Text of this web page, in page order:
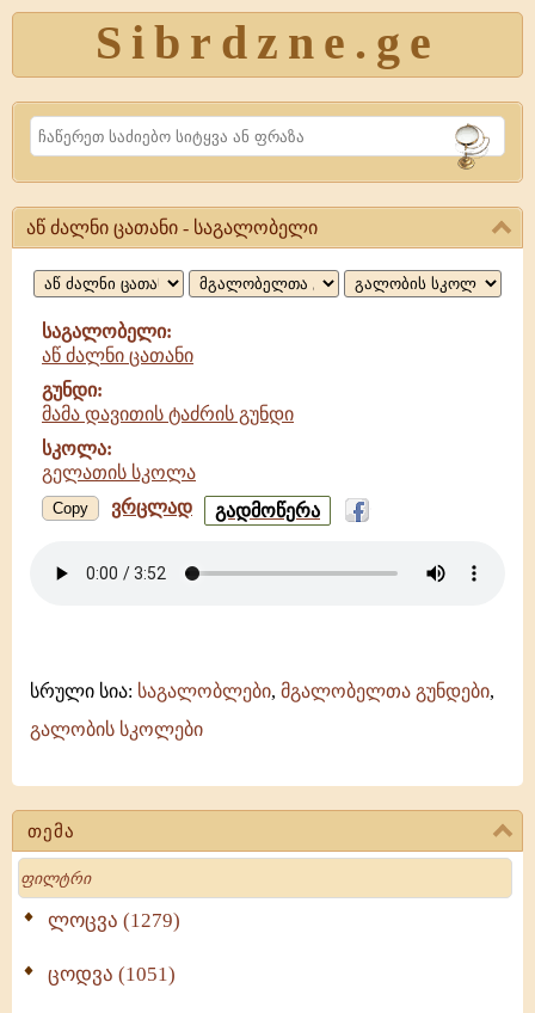
Sibrdzne.ge
Search
თემა
Search
ლოცვა (1279)
ცოდვა (1051)
აწ
ძალნი
ცათანი,
საგალობელი
აწ ძალნი ცათანი - საგალობელი
საგალობელი:
აწ ძალნი ცათანი
გუნდი:
მამა დავითის ტაძრის გუნდი
სკოლა:
გელათის სკოლა
Copy ვრცლად
ძალნი
-
-
გელათის
სკოლა
გადმოწერა
სრული სია: საგალობლები, მგალობელთა გუნდები,
გალობის სკოლები